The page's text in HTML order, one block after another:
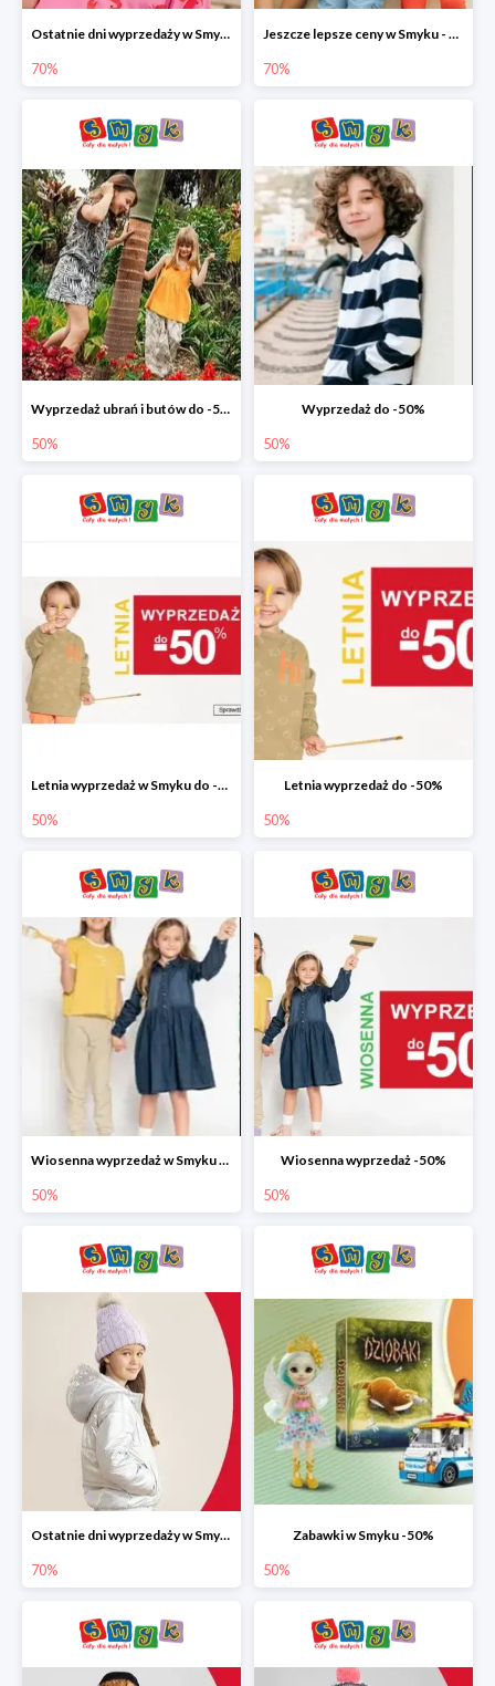
Ostatnie dni wyprzedaży w Smyku - ubrania i buty do -70%
70%
Jeszcze lepsze ceny w Smyku - ubrania i buty do -70%
70%
Wyprzedaż ubrań i butów do -50%
50%
Wyprzedaż do -50%
50%
Letnia wyprzedaż w Smyku do -50%
50%
Letnia wyprzedaż do -50%
50%
Wiosenna wyprzedaż w Smyku do -50%
50%
Wiosenna wyprzedaż -50%
50%
Ostatnie dni wyprzedaży w Smyku do -70%
70%
Zabawki w Smyku -50%
50%